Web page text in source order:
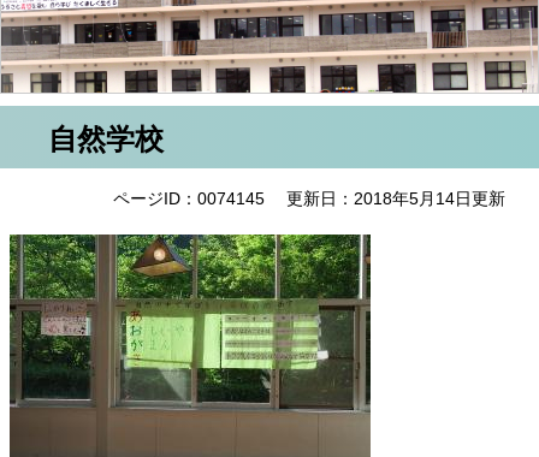
自然学校
ページID：0074145 更新日：2018年5月14日更新